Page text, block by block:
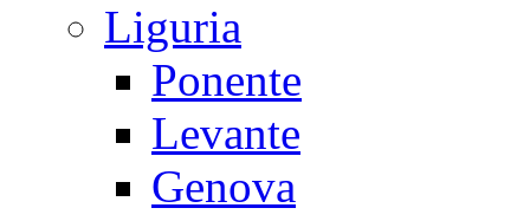
Liguria
Ponente
Levante
Genova